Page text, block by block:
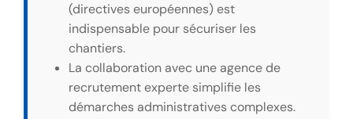
(directives européennes) est
indispensable pour sécuriser les
chantiers.
La collaboration avec une agence de
recrutement experte simplifie les
démarches administratives complexes.